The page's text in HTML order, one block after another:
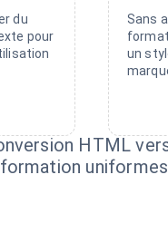
du
pour
Sans
un
HTML